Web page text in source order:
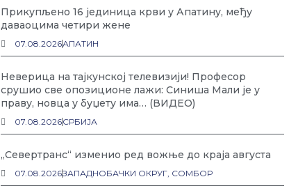
Прикупљено 16 јединица крви у Апатину, међу
даваоцима четири жене
07.08.2026АПАТИН
Неверица на тајкунској телевизији! Професор
срушио све опозиционе лажи: Синиша Мали је у
праву, новца у буџету има… (ВИДЕО)
07.08.2026СРБИЈА
„Севертранс“ изменио ред вожње до краја августа
07.08.2026ЗАПАДНОБАЧКИ ОКРУГ, СОМБОР